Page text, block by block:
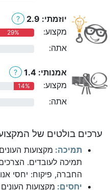
יוזמתי: 2.9 ?
מקצוע: 29%
אתה:
אמנותי: 1.4 ?
מקצוע: 14%
אתה:
ערכים בולטים של
תמיכה: מקצועות
תמיכה לעובדים.
החברה, פיקוח: יחסי
יחסים: מקצועות